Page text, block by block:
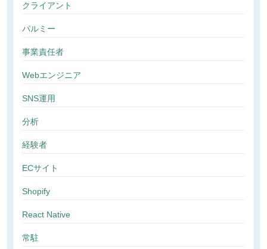
クライアント
パルミー
事業責任者
Webエンジニア
SNS運用
分析
経験者
ECサイト
Shopify
React Native
常駐